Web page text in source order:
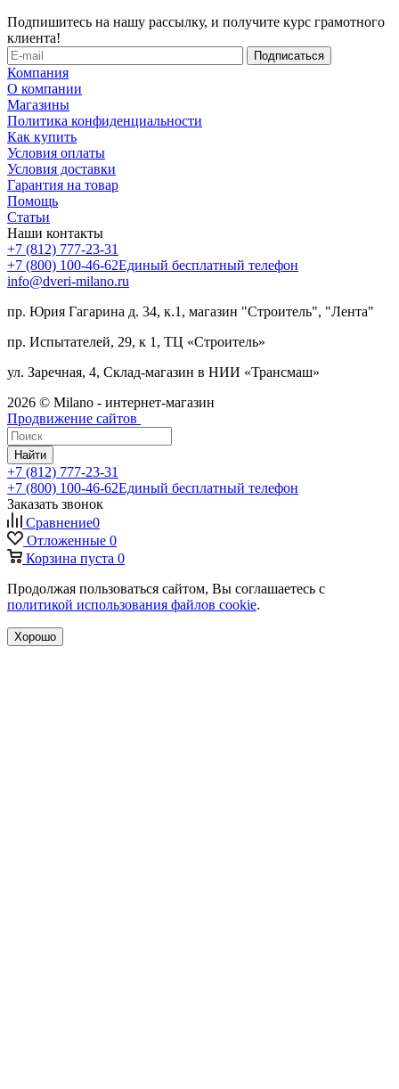
Подпишитесь на нашу рассылку, и получите курс грамотного
клиента!
Компания
О компании
Магазины
Политика конфиденциальности
Как купить
Условия оплаты
Условия доставки
Гарантия на товар
Помощь
Статьи
Наши контакты
+7 (812) 777-23-31
+7 (800) 100-46-62Единый бесплатный телефон
info@dveri-milano.ru
пр. Юрия Гагарина д. 34, к.1, магазин "Строитель", "Лента"
пр. Испытателей, 29, к 1, ТЦ «Строитель»
ул. Заречная, 4, Склад-магазин в НИИ «Трансмаш»
2026 © Milano - интернет-магазин
Продвижение сайтов
Найти
+7 (812) 777-23-31
+7 (800) 100-46-62Единый бесплатный телефон
Заказать звонок
Сравнение0
Отложенные 0
Корзина пуста 0
Продолжая пользоваться сайтом, Вы соглашаетесь с
политикой использования файлов cookie.
Хорошо